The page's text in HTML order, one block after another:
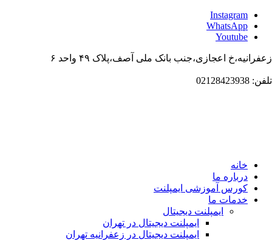
اعجازی،جنب بانک ملی آصف،پلاک ۴۹ واحد ۶
ما
آموزشی ایمپلنت
ما
ایمپلنت دیجیتال
ایمپلنت دیجیتال در تهران
ایمپلنت دیجیتال در زعفرانیه تهران